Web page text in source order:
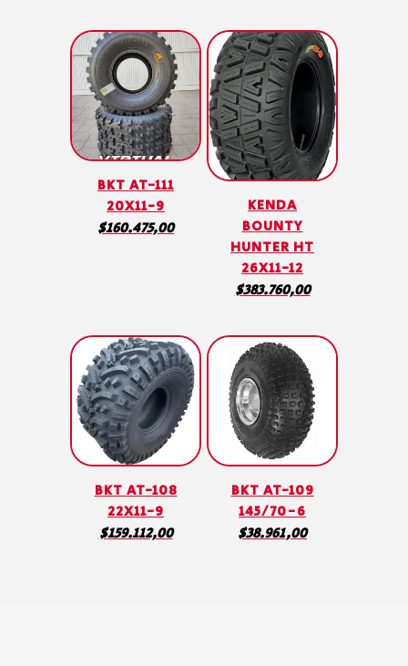
BKT AT-111
20X11-9
$160.475,00
KENDA
BOUNTY
HUNTER HT
26X11-12
$383.760,00
BKT AT-108
22X11-9
$159.112,00
BKT AT-109
145/70-6
$38.961,00